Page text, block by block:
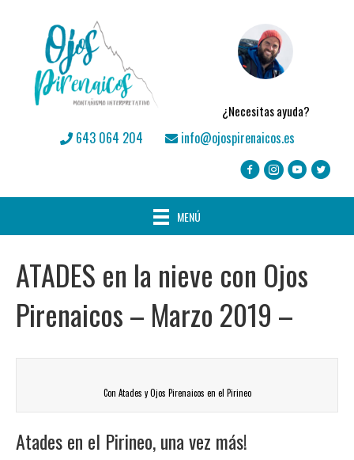
¿Necesitas ayuda?
643 064 204 info@ojospirenaicos.es
MENÚ
ATADES en la nieve con Ojos
Pirenaicos – Marzo 2019 –
Con Atades y Ojos Pirenaicos en el Pirineo
Atades en el Pirineo, una vez más!